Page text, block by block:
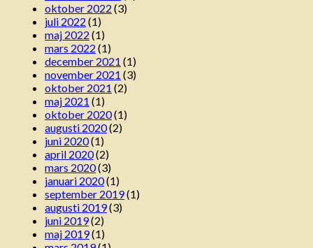
oktober 2022 (3)
juli 2022 (1)
maj 2022 (1)
mars 2022 (1)
december 2021 (1)
november 2021 (3)
oktober 2021 (2)
maj 2021 (1)
oktober 2020(1)
augusti 2020(2)
juni 2020(1)
april 2020(2)
mars 2020(3)
januari 2020(1)
september 2019(1)
augusti 2019(3)
juni 2019(2)
maj 2019(1)